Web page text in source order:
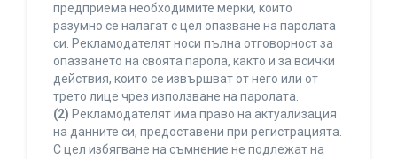
предприема необходимите мерки, които
разумно се налагат с цел опазване на паролата
си. Рекламодателят носи пълна отговорност за
опазването на своята парола, както и за всички
действия, които се извършват от него или от
трето лице чрез използване на паролата.
(2) Рекламодателят има право на актуализация
на данните си, предоставени при регистрацията.
С цел избягване на съмнение не подлежат на